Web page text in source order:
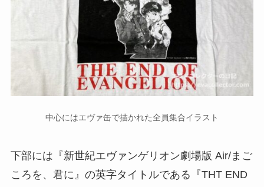
中心にはエヴァ缶で描かれた全員集合イラスト
下部には『新世紀エヴァンゲリオン劇場版 Air/まご
ころを、君に』の英字タイトルである『THT END